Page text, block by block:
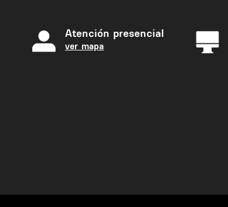
Atención presencial
ver mapa